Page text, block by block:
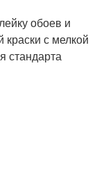
обоев и
краски с мелкой
стандарта